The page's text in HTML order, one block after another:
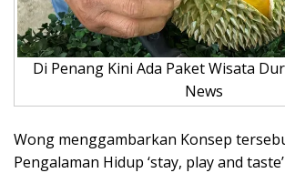
Di Penang Kini Ada Paket Wisata
News
Wong menggambarkan Konsep
Pengalaman Hidup ‘stay, play and